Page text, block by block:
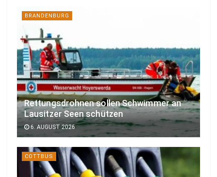
BRANDENBURG
Rettungsdrohnen sollen Schwimmer an
Lausitzer Seen schützen
6. AUGUST 2026
COTTBUS